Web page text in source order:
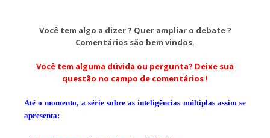
Você tem algo a dizer ? Quer ampliar o debate ?
Comentários são bem vindos.
Você tem alguma dúvida ou pergunta? Deixe sua
questão no campo de comentários !
Até o momento, a série sobre as inteligências múltiplas assim se
apresenta: